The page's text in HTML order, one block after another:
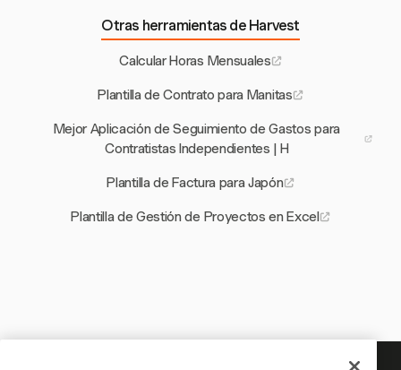
Otras herramientas de Harvest
Calcular Horas Mensuales
Plantilla de Contrato para Manitas
Mejor Aplicación de Seguimiento de Gastos para
Contratistas Independientes | H
Plantilla de Factura para Japón
Plantilla de Gestión de Proyectos en Excel